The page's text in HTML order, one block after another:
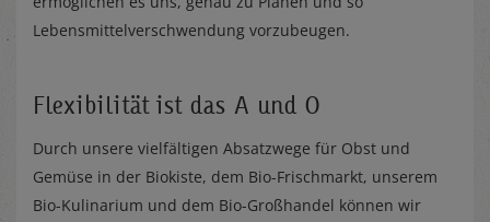
Lebensmittelverschwendung vorzubeugen.
Flexibilität ist das A und O
Durch unsere vielfältigen Absatzwege für Obst und
Gemüse in der Biokiste, dem Bio-Frischmarkt, unserem
Bio-Kulinarium und dem Bio-Großhandel können wir